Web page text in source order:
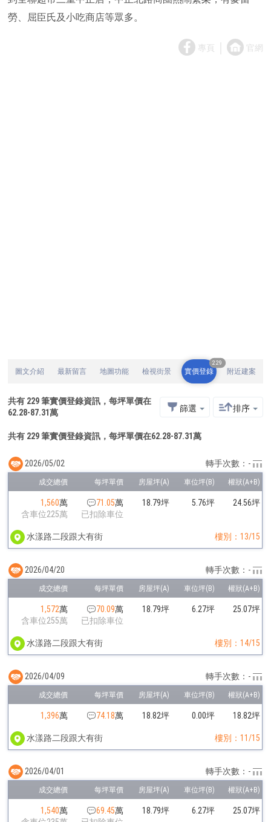
勞、屈臣氏及小吃商店等眾多。
專頁 官網
圖文介紹 最新留言 地圖功能 檢視街景 實價登錄
229
附近建案
共有 229筆實價登錄資訊，每坪單價在
62.28-87.31萬 篩選 排序
共有 229 筆實價登錄資訊，每坪單價在62.28-87.31萬
1,560萬
含車位225萬
71.05萬
已扣除車位
18.79坪 5.76坪 24.56坪
水漾路二段跟大有街 樓別：13/15
2026/05/02 轉手次數：-
1,572萬
含車位255萬
70.09萬
已扣除車位
18.79坪 6.27坪 25.07坪
水漾路二段跟大有街 樓別：14/15
2026/04/20 轉手次數：-
1,396萬 74.18萬 18.82坪 0.00坪 18.82坪
水漾路二段跟大有街 樓別：11/15
2026/04/09 轉手次數：-
1,540萬
69.45萬
18.79坪 6.27坪 25.07坪
2026/04/01 轉手次數：-